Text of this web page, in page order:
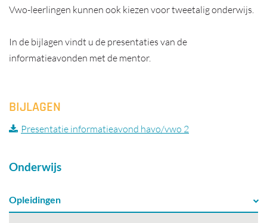
Onderwijs
Opleidingen
Vwo-leerlingen kunnen ook kiezen voor tweetalig onderwijs.
In de bijlagen vindt u de presentaties van de
informatieavonden met de mentor.
BIJLAGEN
Presentatie informatieavond havo/vwo 2